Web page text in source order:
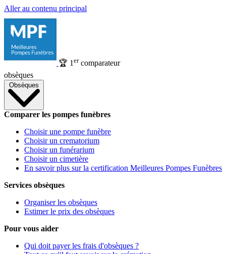
Aller au contenu principal
🏆 1 ercomparateur
obsèques
Obsèques
Comparer les pompes funèbres
Choisir une pompe funèbre
Choisir un crematorium
Choisir un funérarium
Choisir un cimetière
En savoir plus sur la certification Meilleures Pompes Funèbres
Services obsèques
Organiser les obsèques
Estimer le prix des obsèques
Pour vous aider
Qui doit payer les frais d'obsèques ?